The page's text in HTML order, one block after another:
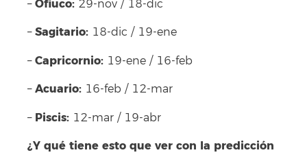
– Ofiuco: 29-nov / 18-dic
– Sagitario: 18-dic / 19-ene
– Capricornio: 19-ene / 16-feb
– Acuario: 16-feb / 12-mar
– Piscis: 12-mar / 19-abr
¿Y qué tiene esto que ver con la predicción